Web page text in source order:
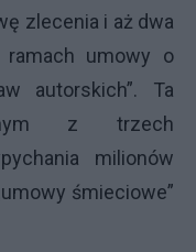
zlecenia i aż dwa
umowy o
autorskich”. Ta
z trzech
milionów
śmieciowe”